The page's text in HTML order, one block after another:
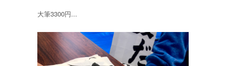
大筆3300円...